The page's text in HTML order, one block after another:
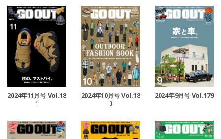
2024年11月号 Vol.18
1
2024年10月号 Vol.18
0
2024年9月号 Vol.179